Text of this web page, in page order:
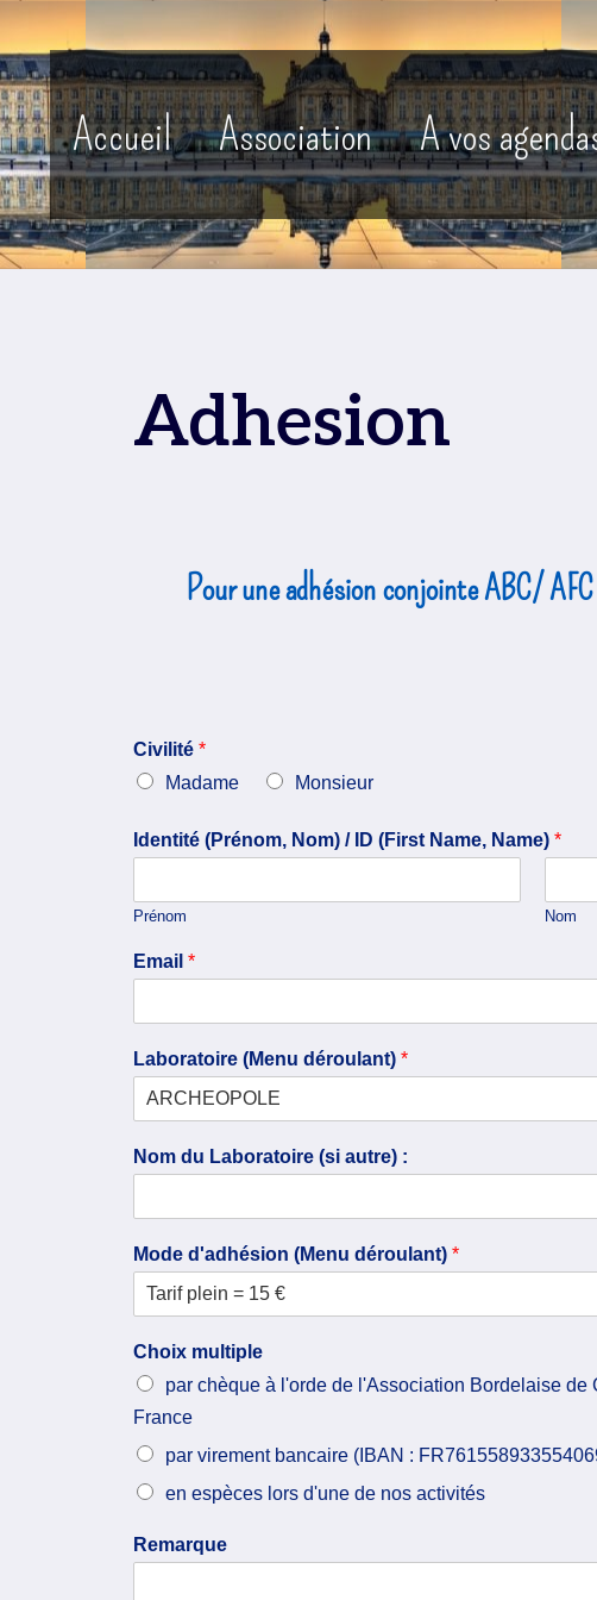
Accueil Association A vos
Adhesion
Pour une adhésion conjointe ABC/
Civilité *
Madame
Monsieur
Identité (Prénom, Nom) / ID (First Name, Name) *
Prénom Nom
Email *
Laboratoire (Menu déroulant) *
Nom du Laboratoire (si autre) :
Mode d'adhésion (Menu déroulant) *
Tarif plein = 15 €
Choix multiple
par chèque à l'orde de l'Association Bordelaise
France
par virement bancaire (IBAN :
en espèces lors d'une de nos activités
Remarque